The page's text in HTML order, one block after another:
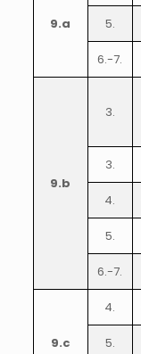
9.a 5.
6.-7.
9.b
3.
3.
4.
5.
6.-7.
9.c
4.
5.